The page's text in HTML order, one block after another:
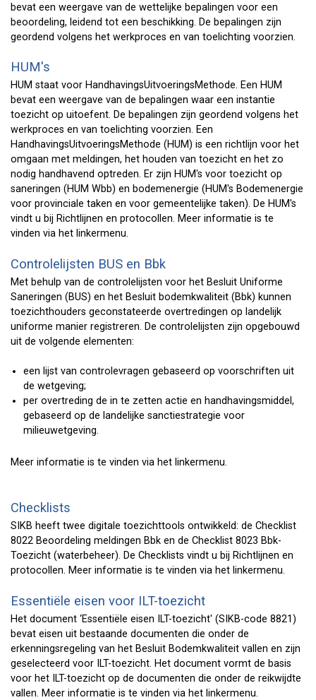
bevat een weergave van de wettelijke bepalingen voor een
beoordeling, leidend tot een beschikking. De bepalingen zijn
geordend volgens het werkproces en van toelichting voorzien.
HUM's
HUM staat voor HandhavingsUitvoeringsMethode. Een HUM
bevat een weergave van de bepalingen waar een instantie
toezicht op uitoefent. De bepalingen zijn geordend volgens het
werkproces en van toelichting voorzien. Een
HandhavingsUitvoeringsMethode (HUM) is een richtlijn voor het
omgaan met meldingen, het houden van toezicht en het zo
nodig handhavend optreden. Er zijn HUM's voor toezicht op
saneringen (HUM Wbb) en bodemenergie (HUM's Bodemenergie
voor provinciale taken en voor gemeentelijke taken). De HUM's
vindt u bij Richtlijnen en protocollen. Meer informatie is te
vinden via het linkermenu.
Controlelijsten BUS en Bbk
Met behulp van de controlelijsten voor het Besluit Uniforme
Saneringen (BUS) en het Besluit bodemkwaliteit (Bbk) kunnen
toezichthouders geconstateerde overtredingen op landelijk
uniforme manier registreren. De controlelijsten zijn opgebouwd
uit de volgende elementen:
een lijst van controlevragen gebaseerd op voorschriften uit
de wetgeving;
per overtreding de in te zetten actie en handhavingsmiddel,
gebaseerd op de landelijke sanctiestrategie voor
milieuwetgeving.
Meer informatie is te vinden via het linkermenu.
Checklists
SIKB heeft twee digitale toezichttools ontwikkeld: de Checklist
8022 Beoordeling meldingen Bbk en de Checklist 8023 Bbk-
Toezicht (waterbeheer). De Checklists vindt u bij Richtlijnen en
protocollen. Meer informatie is te vinden via het linkermenu.
Essentiële eisen voor ILT-toezicht
Het document ‘Essentiële eisen ILT-toezicht' (SIKB-code 8821)
bevat eisen uit bestaande documenten die onder de
erkenningsregeling van het Besluit Bodemkwaliteit vallen en zijn
geselecteerd voor ILT-toezicht. Het document vormt de basis
voor het ILT-toezicht op de documenten die onder de reikwijdte
vallen. Meer informatie is te vinden via het linkermenu.